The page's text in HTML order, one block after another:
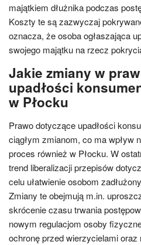
majątkiem dłużnika podczas
Koszty te są zazwyczaj
oznacza, że osoba ogłaszająca
swojego majątku na rzecz
Jakie zmiany w
upadłości
w Płocku
Prawo dotyczące upadłości
ciągłym zmianom, co ma wpływ
proces również w Płocku. W
trend liberalizacji przepisów
celu ułatwienie osobom
Zmiany te obejmują m.in.
skrócenie czasu trwania
nowym regulacjom osoby
ochronę przed wierzycielami